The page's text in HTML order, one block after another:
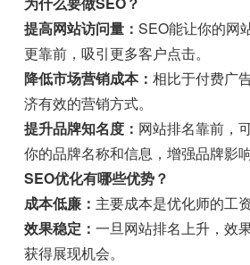
提高网站访问量：SEO能让你的网
更靠前，吸引更多客户点击。
降低市场营销成本：相比于付费广
济有效的营销方式。
提升品牌知名度： 网站排名靠前，
你的品牌名称和信息，增强品牌影响
SEO优化有哪些优势？
成本低廉： 主要成本是优化师的工资
效果稳定：一旦网站排名上升，效
获得展现机会。